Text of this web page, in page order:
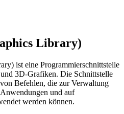
Library)
ist eine Programmierschnittstelle
3D-Grafiken. Die Schnittstelle
Befehlen, die zur Verwaltung
und auf
werden können.